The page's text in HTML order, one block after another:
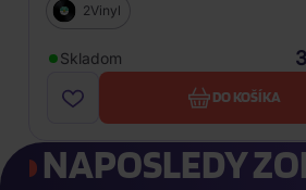
2Vinyl
Skladom
DO KOŠÍKA
NAPOSLEDY